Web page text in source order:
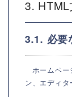
3.
3.1. 必要
ホームペー
ン、エディタ